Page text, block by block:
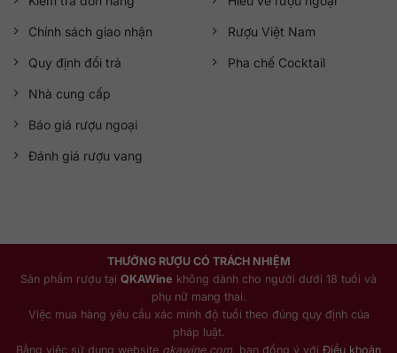
Chính sách giao nhận
Quy định đổi trả
Nhà cung cấp
Báo giá rượu ngoại
Đánh giá rượu vang
Rượu Việt Nam
Pha chế Cocktail
THƯỞNG RƯỢU CÓ TRÁCH NHIỆM
Sản phẩm rượu tại QKAWine không dành cho người dưới 18 tuổi và
phụ nữ mang thai.
Việc mua hàng yêu cầu xác minh độ tuổi theo đúng quy định của
pháp luật.
Bằng việc sử dụng website qkawine.com , bạn đồng ý với Điều khoản